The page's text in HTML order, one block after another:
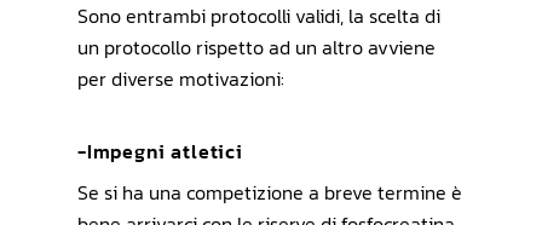
Sono entrambi protocolli validi, la scelta di
un protocollo rispetto ad un altro avviene
per diverse motivazioni:
-Impegni atletici
Se si ha una competizione a breve termine è